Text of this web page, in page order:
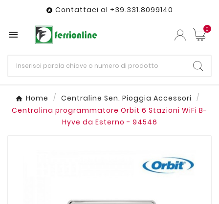
 Contattaci al +39.331.8099140
 0
Home
Centraline Sen. Pioggia Accessori
Centralina programmatore Orbit 6 Stazioni WiFi B-
Hyve da Esterno - 94546